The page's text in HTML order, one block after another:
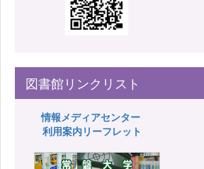
図書館リンクリスト
情報メディアセンター
利用案内リーフレット